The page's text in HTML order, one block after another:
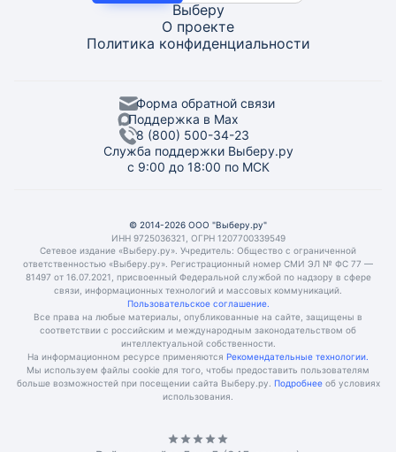
Выберу
О проекте
Политика конфиденциальности
Форма обратной связи
Поддержка в Max
8 (800) 500-34-23
Служба поддержки Выберу.ру
с 9:00 до 18:00 по МСК
© 2014-2026 ООО "Выберу.ру"
ИНН 9725036321, ОГРН 1207700339549
Сетевое издание «Выберу.ру». Учредитель: Общество с ограниченной
ответственностью «Выберу.ру». Регистрационный номер СМИ ЭЛ № ФС 77 —
81497 от 16.07.2021, присвоенный Федеральной службой по надзору в сфере
связи, информационных технологий и массовых коммуникаций.
Пользовательское соглашение.
Все права на любые материалы, опубликованные на сайте, защищены в
соответствии с российским и международным законодательством об
интеллектуальной собственности.
На информационном ресурсе применяются Рекомендательные технологии.
Мы используем файлы cookie для того, чтобы предоставить пользователям
больше возможностей при посещении сайта Выберу.ру.
Подробнее об условиях
использования.